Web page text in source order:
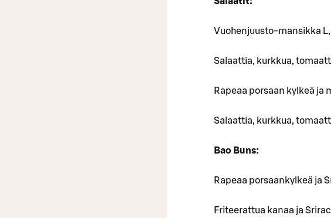
Vuohenjuusto-mansikka L,
Salaattia, kurkkua,
Rapeaa porsaan kylkeä ja
Salaattia, kurkkua,
Bao Buns:
Rapeaa porsaankylkeä ja
Friteerattua kanaa ja